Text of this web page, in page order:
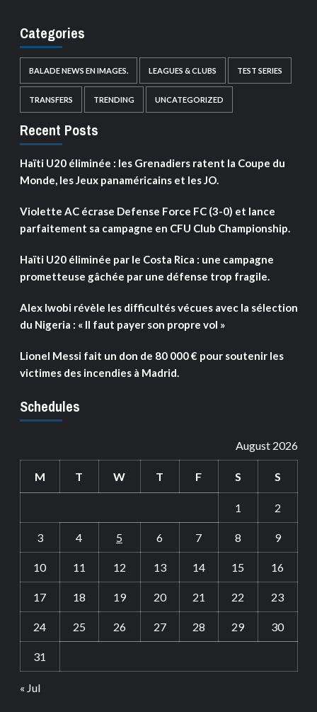
Categories
BALADE NEWS EN IMAGES. LEAGUES & CLUBS TEST SERIES
TRANSFERS TRENDING UNCATEGORIZED
Recent Posts
Haïti U20 éliminée : les Grenadiers ratent la Coupe du
Monde, les Jeux panaméricains et les JO.
Violette AC écrase Defense Force FC (3-0) et lance
parfaitement sa campagne en CFU Club Championship.
Haïti U20 éliminée par le Costa Rica : une campagne
prometteuse gâchée par une défense trop fragile.
Alex Iwobi révèle les difficultés vécues avec la sélection
du Nigeria : « Il faut payer son propre vol »
Lionel Messi fait un don de 80 000 € pour soutenir les
victimes des incendies à Madrid.
Schedules
August 2026
M T W T F S S
1 2
3 4 5 6 7 8 9
10 11 12 13 14 15 16
17 18 19 20 21 22 23
24 25 26 27 28 29 30
31
« Jul